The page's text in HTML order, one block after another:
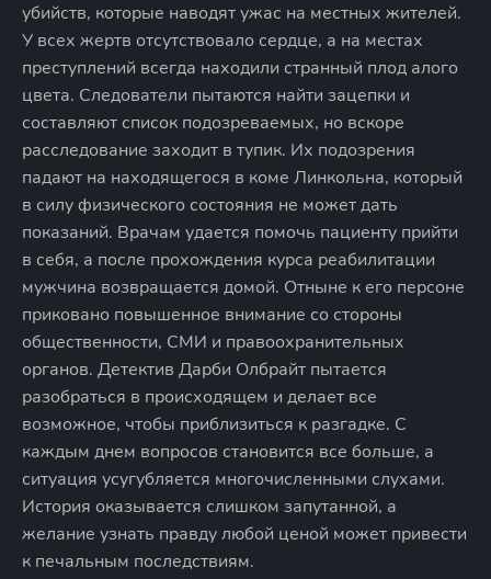
убийств, которые наводят ужас на местных жителей.
У всех жертв отсутствовало сердце, а на местах
преступлений всегда находили странный плод алого
цвета. Следователи пытаются найти зацепки и
составляют список подозреваемых, но вскоре
расследование заходит в тупик. Их подозрения
падают на находящегося в коме Линкольна, который
в силу физического состояния не может дать
показаний. Врачам удается помочь пациенту прийти
в себя, а после прохождения курса реабилитации
мужчина возвращается домой. Отныне к его персоне
приковано повышенное внимание со стороны
общественности, СМИ и правоохранительных
органов. Детектив Дарби Олбрайт пытается
разобраться в происходящем и делает все
возможное, чтобы приблизиться к разгадке. С
каждым днем вопросов становится все больше, а
ситуация усугубляется многочисленными слухами.
История оказывается слишком запутанной, а
желание узнать правду любой ценой может привести
к печальным последствиям.